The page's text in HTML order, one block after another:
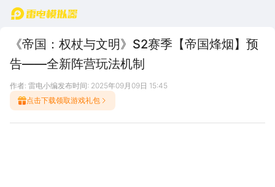
首页
《帝国：权杖与文明》S2赛季【帝国烽烟】预
告——全新阵营玩法机制
作者: 雷电小编发布时间: 2025年09月09日 15:45
点击下载领取游戏礼包